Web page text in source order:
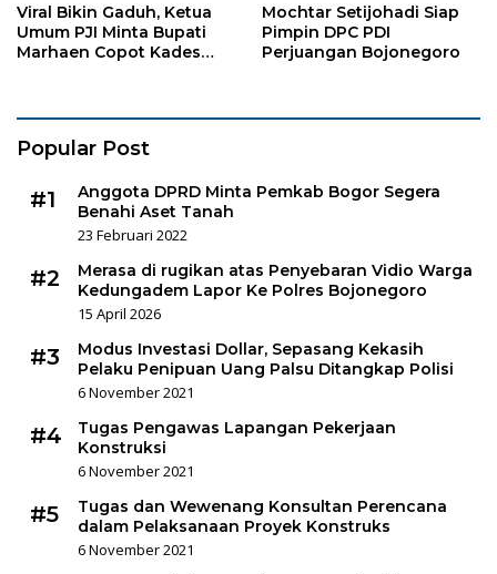
Viral Bikin Gaduh, Ketua
Umum PJI Minta Bupati
Marhaen Copot Kades
Mochtar Setijohadi Siap
Pimpin DPC PDI
Perjuangan Bojonegoro
Popular Post
#1
Anggota DPRD Minta Pemkab Bogor Segera
Benahi Aset Tanah
23 Februari 2022
#2
Merasa di rugikan atas Penyebaran Vidio Warga
Kedungadem Lapor Ke Polres Bojonegoro
15 April 2026
#3
Modus Investasi Dollar, Sepasang Kekasih
Pelaku Penipuan Uang Palsu Ditangkap Polisi
6 November 2021
#4
Tugas Pengawas Lapangan Pekerjaan
Konstruksi
6 November 2021
#5
Tugas dan Wewenang Konsultan Perencana
dalam Pelaksanaan Proyek Konstruks
6 November 2021